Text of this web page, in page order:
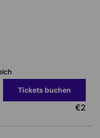
Tickets buchen
€2